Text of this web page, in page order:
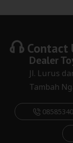
Contact
Dealer
Jl. Lurus
Tambah